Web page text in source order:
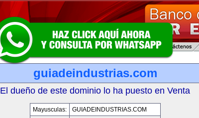
guiadeindustrias.com
El dueño de este dominio lo ha puesto en Venta
Mayusculas:
GUIADEINDUSTRIAS.COM